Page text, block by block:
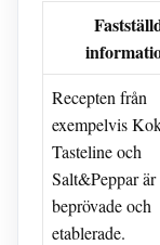
Recepten från
exempelvis
Tasteline och
Salt&Peppar är
beprövade och
etablerade.